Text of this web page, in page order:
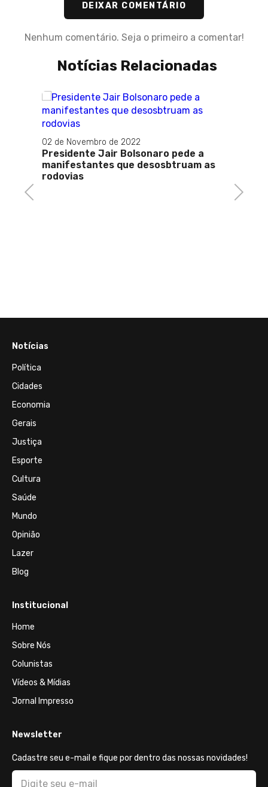
DEIXAR COMENTÁRIO
Nenhum comentário. Seja o primeiro a comentar!
Notícias Relacionadas
Previous
02 de Novembro de 2022
Presidente Jair Bolsonaro pede a
manifestantes que desosbtruam as
rodovias
Next
Notícias
Política
Cidades
Economia
Gerais
Justiça
Esporte
Cultura
Saúde
Mundo
Opinião
Lazer
Blog
Institucional
Home
Sobre Nós
Colunistas
Vídeos & Mídias
Jornal Impresso
Newsletter
Cadastre seu e-mail e fique por dentro das nossas novidades!